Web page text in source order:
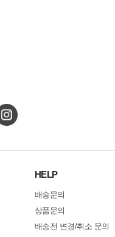
HELP
배송문의
상품문의
배송전 변경/취소 문의